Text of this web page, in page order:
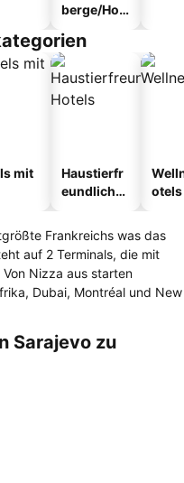
berge/Hos
mit
Haustierfr
eundliche
otels
Frankreichs was das
auf 2 Terminals, die mit
Nizza aus starten
Dubai, Montréal und New
Sarajevo zu